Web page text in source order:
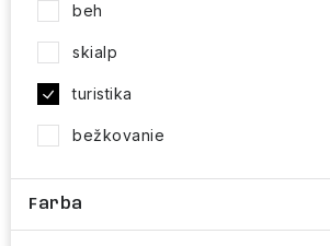
beh
skialp
turistika
bežkovanie
Farba